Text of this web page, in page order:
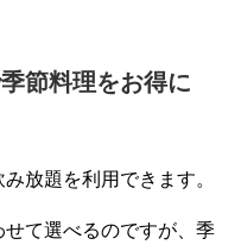
節料理をお得に
放題を利用できます。
て選べるのですが、季